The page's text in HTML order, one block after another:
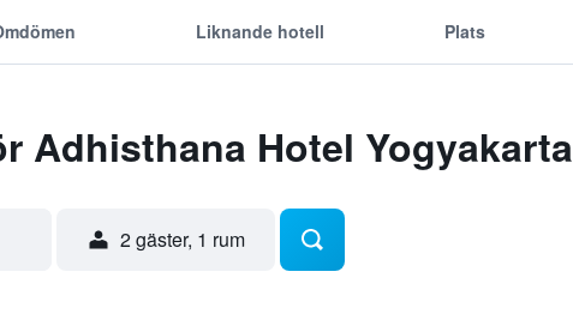
Liknande hotell Plats
Adhisthana Hotel Yogyakarta
2 gäster, 1 rum